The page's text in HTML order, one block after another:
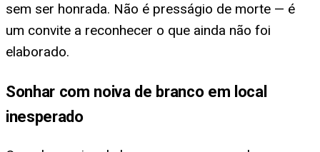
sem ser honrada. Não é presságio de morte — é
um convite a reconhecer o que ainda não foi
elaborado.
Sonhar com noiva de branco em local
inesperado